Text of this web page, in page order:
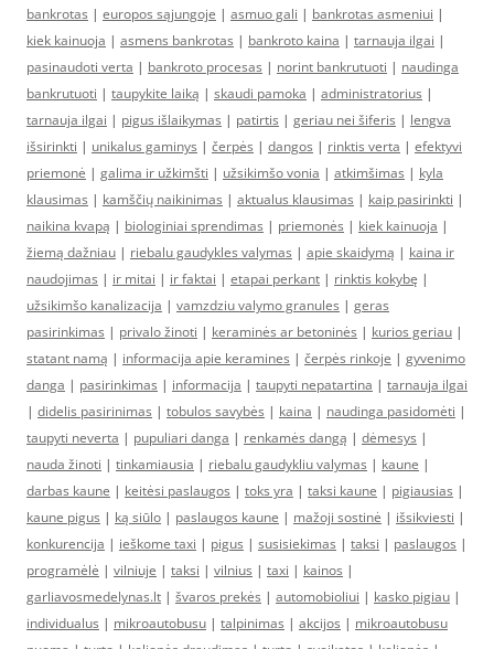
bankrotas | europos sąjungoje | asmuo gali | bankrotas asmeniui |
kiek kainuoja | asmens bankrotas | bankroto kaina | tarnauja ilgai |
pasinaudoti verta | bankroto procesas | norint bankrutuoti | naudinga
bankrutuoti | taupykite laiką | skaudi pamoka | administratorius |
tarnauja ilgai | pigus išlaikymas | patirtis | geriau nei šiferis | lengva
išsirinkti | unikalus gaminys | čerpės | dangos | rinktis verta | efektyvi
priemonė | galima ir užkimšti | užsikimšo vonia | atkimšimas | kyla
klausimas | kamščių naikinimas | aktualus klausimas | kaip pasirinkti |
naikina kvapą | biologiniai sprendimas | priemonės | kiek kainuoja |
žiemą dažniau | riebalu gaudykles valymas | apie skaidymą | kaina ir
naudojimas | ir mitai | ir faktai | etapai perkant | rinktis kokybę |
užsikimšo kanalizacija | vamzdziu valymo granules | geras
pasirinkimas | privalo žinoti | keraminės ar betoninės | kurios geriau |
statant namą | informacija apie keramines | čerpės rinkoje | gyvenimo
danga | pasirinkimas | informacija | taupyti nepatartina | tarnauja ilgai
| didelis pasirinimas | tobulos savybės | kaina | naudinga pasidomėti |
taupyti neverta | pupuliari danga | renkamės dangą | dėmesys |
nauda žinoti | tinkamiausia | riebalu gaudykliu valymas | kaune |
darbas kaune | keitėsi paslaugos | toks yra | taksi kaune | pigiausias |
kaune pigus | ką siūlo | paslaugos kaune | mažoji sostinė | išsikviesti |
konkurencija | ieškome taxi | pigus | susisiekimas | taksi | paslaugos |
programėlė | vilniuje | taksi | vilnius | taxi | kainos |
garliavosmedelynas.lt | švaros prekės | automobioliui | kasko pigiau |
individualus | mikroautobusu | talpinimas | akcijos | mikroautobusu